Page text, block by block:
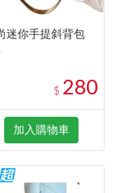
迷你手提斜背包
$ 280
加入購物車